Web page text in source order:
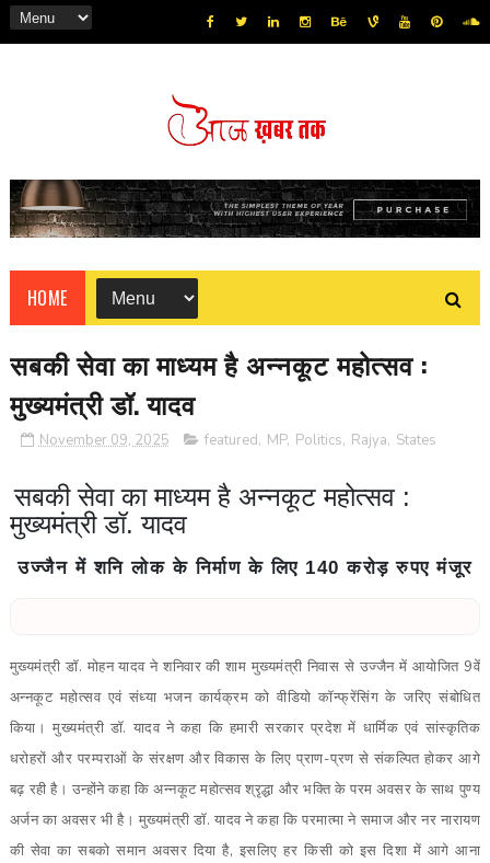
HOME
सबकी सेवा का माध्यम है अन्नकूट महोत्सव :
मुख्यमंत्री डॉ. यादव
November 09, 2025 featured, MP, Politics, Rajya, States
सबकी सेवा का माध्यम है अन्नकूट महोत्सव :
मुख्यमंत्री डॉ. यादव
उज्जैन में शनि लोक के निर्माण के लिए 140 करोड़ रुपए मंजूर
मुख्यमंत्री डॉ. मोहन यादव ने शनिवार की शाम मुख्यमंत्री निवास से उज्जैन में आयोजित 9वें
अन्नकूट महोत्सव एवं संध्या भजन कार्यक्रम को वीडियो कॉन्फ्रेंसिंग के जरिए संबोधित
किया। मुख्यमंत्री डॉ. यादव ने कहा कि हमारी सरकार प्रदेश में धार्मिक एवं सांस्कृतिक
धरोहरों और परम्पराओं के संरक्षण और विकास के लिए प्राण-प्रण से संकल्पित होकर आगे
बढ़ रही है। उन्होंने कहा कि अन्नकूट महोत्सव श्रृद्धा और भक्ति के परम अवसर के साथ पुण्य
अर्जन का अवसर भी है। मुख्यमंत्री डॉ. यादव ने कहा कि परमात्मा ने समाज और नर नारायण
की सेवा का सबको समान अवसर दिया है, इसलिए हर किसी को इस दिशा में आगे आना